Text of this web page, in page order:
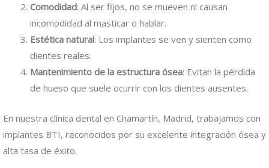
Comodidad: Al ser fijos, no se mueven ni causan
incomodidad al masticar o hablar.
Estética natural: Los implantes se ven y sienten como
dientes reales.
Mantenimiento de la estructura ósea: Evitan la pérdida
de hueso que suele ocurrir con los dientes ausentes.
En nuestra clínica dental en Chamartín, Madrid, trabajamos con
implantes BTI, reconocidos por su excelente integración ósea y
alta tasa de éxito.